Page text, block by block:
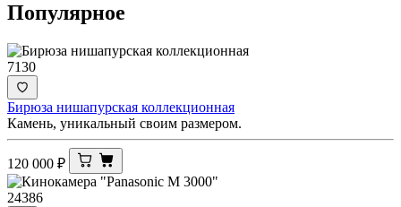
Популярное
7130
Бирюза нишапурская коллекционная
Камень, уникальный своим размером.
120 000 ₽
24386